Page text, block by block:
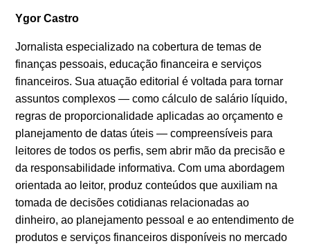
Ygor Castro
Jornalista especializado na cobertura de temas de
finanças pessoais, educação financeira e serviços
financeiros. Sua atuação editorial é voltada para tornar
assuntos complexos — como cálculo de salário líquido,
regras de proporcionalidade aplicadas ao orçamento e
planejamento de datas úteis — compreensíveis para
leitores de todos os perfis, sem abrir mão da precisão e
da responsabilidade informativa. Com uma abordagem
orientada ao leitor, produz conteúdos que auxiliam na
tomada de decisões cotidianas relacionadas ao
dinheiro, ao planejamento pessoal e ao entendimento de
produtos e serviços financeiros disponíveis no mercado